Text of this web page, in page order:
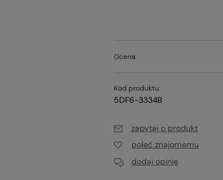
Ocena:
Kod produktu:
5DF6-3334B
zapytaj o produkt
poleć znajomemu
dodaj opinię